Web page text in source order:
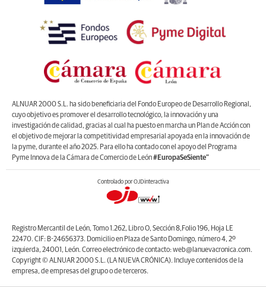
ALNUAR 2000 S.L. ha sido beneficiaria del Fondo Europeo de Desarrollo Regional,
cuyo objetivo es promover el desarrollo tecnológico, la innovación y una
investigación de calidad, gracias al cual ha puesto en marcha un Plan de Acción con
el objetivo de mejorar la competitividad empresarial apoyada en la innovación de
la pyme, durante el año 2025. Para ello ha contado con el apoyo del Programa
Pyme Innova de la Cámara de Comercio de León#EuropaSeSiente”
Controlado por OJDinteractiva
Registro Mercantil de León, Tomo 1.262, Libro O, Sección 8,Folio 196, Hoja LE
22470. CIF: B-24656373. Domicilio en Plaza de Santo Domingo, número 4, 2º
izquierda, 24001, León. Correo electrónico de contacto: web@lanuevacronica.com.
Copyright © ALNUAR 2000 S.L. (LA NUEVA CRÓNICA). Incluye contenidos de la
empresa, de empresas del grupo o de terceros.